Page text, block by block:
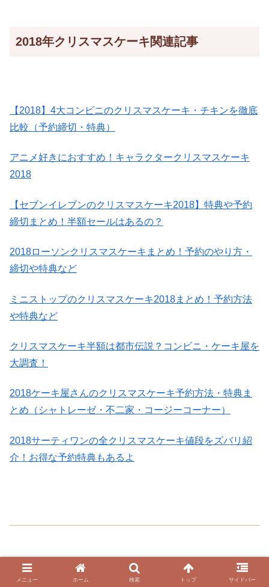
2018年クリスマスケーキ関連記事
【2018】4大コンビニのクリスマスケーキ・チキンを徹底
比較（予約締切・特典）
アニメ好きにおすすめ！キャラクタークリスマスケーキ
2018
【セブンイレブンのクリスマスケーキ2018】特典や予約
締切まとめ！半額セールはあるの？
2018ローソンクリスマスケーキまとめ！予約のやり方・
締切や特典など
ミニストップのクリスマスケーキ2018まとめ！予約方法
や特典など
クリスマスケーキ半額は都市伝説？コンビニ・ケーキ屋を
大調査！
2018ケーキ屋さんのクリスマスケーキ予約方法・特典ま
とめ（シャトレーゼ・不二家・コージーコーナー）
2018サーティワンの全クリスマスケーキ値段をズバリ紹
介！お得な予約特典もあるよ
メニュー ホーム 検索 トップ サイドバー